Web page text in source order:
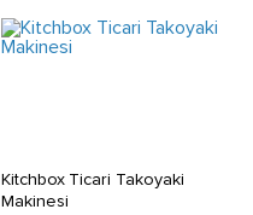
Kitchbox Ticari Takoyaki
Makinesi